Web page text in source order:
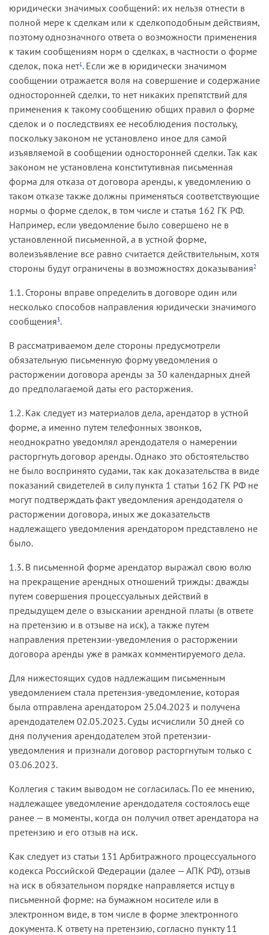
юридически значимых сообщений: их нельзя отнести в
полной мере к сделкам или к сделкоподобным действиям,
поэтому однозначного ответа о возможности применения
к таким сообщениям норм о сделках, в частности о форме
сделок, пока нет1 . Если же в юридически значимом
сообщении отражается воля на совершение и содержание
односторонней сделки, то нет никаких препятствий для
применения к такому сообщению общих правил о форме
сделок и о последствиях ее несоблюдения постольку,
поскольку законом не установлено иное для самой
изъявляемой в сообщении односторонней сделки. Так как
законом не установлена конститутивная письменная
форма для отказа от договора аренды, к уведомлению о
таком отказе также должны применяться соответствующие
нормы о форме сделок, в том числе и статья 162 ГК РФ.
Например, если уведомление было совершено не в
установленной письменной, а в устной форме,
волеизъявление все равно считается действительным, хотя
стороны будут ограничены в возможностях доказывания2
1.1. Стороны вправе определить в договоре один или
несколько способов направления юридически значимого
сообщения3.
В рассматриваемом деле стороны предусмотрели
обязательную письменную форму уведомления о
расторжении договора аренды за 30 календарных дней
до предполагаемой даты его расторжения.
1.2. Как следует из материалов дела, арендатор в устной
форме, а именно путем телефонных звонков,
неоднократно уведомлял арендодателя о намерении
расторгнуть договор аренды. Однако это обстоятельство
не было воспринято судами, так как доказательства в виде
показаний свидетелей в силу пункта 1 статьи 162 ГК РФ не
могут подтверждать факт уведомления арендодателя о
расторжении договора, иных же доказательств
надлежащего уведомления арендатором представлено не
было.
1.3. В письменной форме арендатор выражал свою волю
на прекращение арендных отношений трижды: дважды
путем совершения процессуальных действий в
предыдущем деле о взыскании арендной платы (в ответе
на претензию и в отзыве на иск), а также путем
направления претензии-уведомления о расторжении
договора аренды уже в рамках комментируемого дела.
Для нижестоящих судов надлежащим письменным
уведомлением стала претензия-уведомление, которая
была отправлена арендатором 25.04.2023 и получена
арендодателем 02.05.2023. Суды исчислили 30 дней со
дня получения арендодателем этой претензии-
уведомления и признали договор расторгнутым только с
03.06.2023.
Коллегия с таким выводом не согласилась. По ее мнению,
надлежащее уведомление арендодателя состоялось еще
ранее — в моменты, когда он получил ответ арендатора на
претензию и его отзыв на иск.
Как следует из статьи 131 Арбитражного процессуального
кодекса Российской Федерации (далее — АПК РФ), отзыв
на иск в обязательном порядке направляется истцу в
письменной форме: на бумажном носителе или в
электронном виде, в том числе в форме электронного
документа. К ответу на претензию, согласно пункту 11